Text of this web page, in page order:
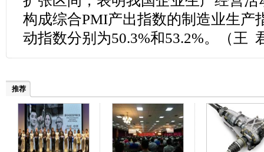
构成综合PMI产出指数的制造业生产
动指数分别为50.3%和53.2%。（王
推荐